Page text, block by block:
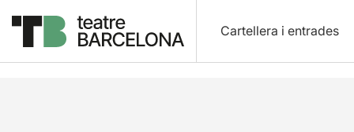
Cartellera i entrades